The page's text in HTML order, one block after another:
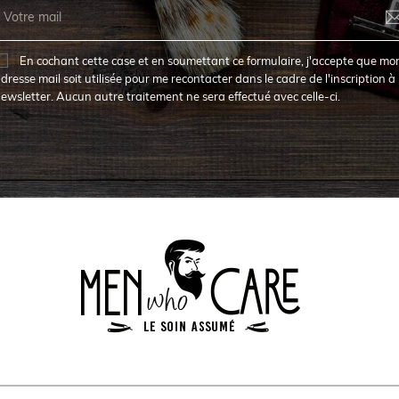
En cochant cette case et en soumettant ce formulaire, j'accepte que
mail soit utilisée pour me recontacter dans le cadre de l'inscription à
Aucun autre traitement ne sera effectué avec celle-ci.